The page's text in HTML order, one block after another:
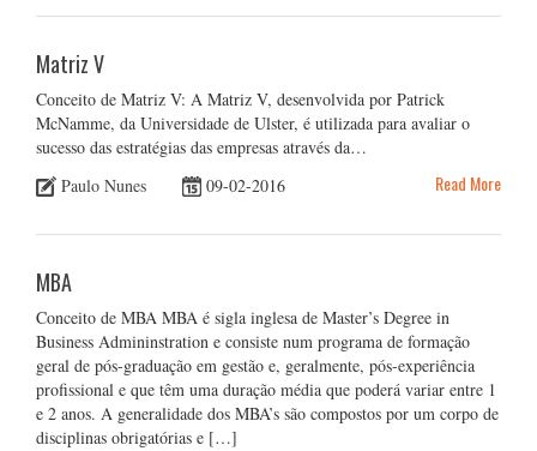
Matriz V
Conceito de Matriz V: A Matriz V, desenvolvida por Patrick
McNamme, da Universidade de Ulster, é utilizada para avaliar o
sucesso das estratégias das empresas através da…
Paulo Nunes
09-02-2016 Read More
MBA
Conceito de MBA MBA é sigla inglesa de Master’s Degree in
Business Admininstration e consiste num programa de formação
geral de pós-graduação em gestão e, geralmente, pós-experiência
profissional e que têm uma duração média que poderá variar entre 1
e 2 anos. A generalidade dos MBA’s são compostos por um corpo de
disciplinas obrigatórias e […]